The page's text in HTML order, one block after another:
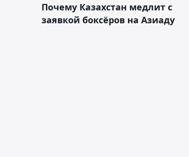
Почему Казахстан медлит с
заявкой боксёров на Азиаду